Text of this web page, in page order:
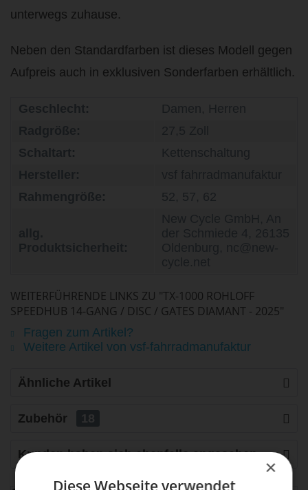
unterwegs zuhause.
Neben den Standardfarben ist dieses Modell gegen
Aufpreis auch in exklusiven Sonderfarben erhältlich.
Geschlecht:
Damen, Herren
Schaltart:
Kettenschaltung
Rahmengröße:
52, 57, 62
WEITERFÜHRENDE LINKS ZU "TX-1000 ROHLOFF
SPEEDHUB 14-GANG / DISC / GATES DIAMANT - 2025"
Fragen zum Artikel?
Weitere Artikel von vsf-fahrradmanufaktur
Ähnliche Artikel
Zubehör 18
Kunden haben sich ebenfalls angesehen
×
Diese Webseite verwendet